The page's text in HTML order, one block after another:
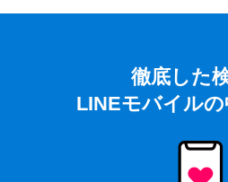
徹底した
LINEモバイル